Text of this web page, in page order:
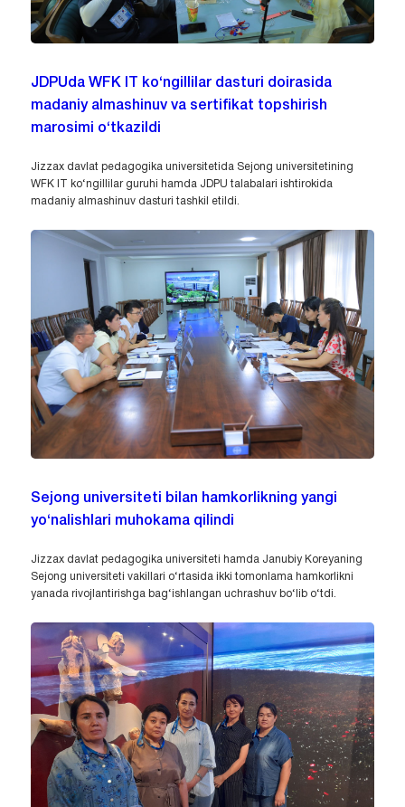
JDPUda WFK IT ko‘ngillilar dasturi doirasida
madaniy almashinuv va sertifikat topshirish
marosimi o‘tkazildi
Jizzax davlat pedagogika universitetida Sejong universitetining
WFK IT ko‘ngillilar guruhi hamda JDPU talabalari ishtirokida
madaniy almashinuv dasturi tashkil etildi.
Sejong universiteti bilan hamkorlikning yangi
yo‘nalishlari muhokama qilindi
Jizzax davlat pedagogika universiteti hamda Janubiy Koreyaning
Sejong universiteti vakillari o‘rtasida ikki tomonlama hamkorlikni
yanada rivojlantirishga bag‘ishlangan uchrashuv bo‘lib o‘tdi.